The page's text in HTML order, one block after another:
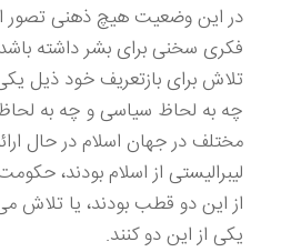
در این وضعیت هیچ ذهنی تصور
فکری سخنی برای بشر داشته
تلاش برای بازتعریف خود ذیل
چه به لحاظ سیاسی و چه به
مختلف در جهان اسلام در حال
لیبرالیستی از اسلام بودند،
از این دو قطب بودند، یا تلاش
یکی از این دو کنند.